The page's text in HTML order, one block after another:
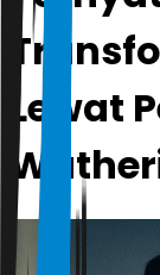
Lewat